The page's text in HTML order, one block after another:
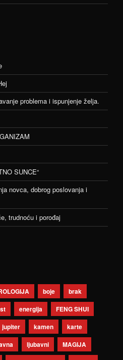
problema i ispunjenje želja.
SUNCE“
novca, dobrog poslovanja i
trudnoću i porođaj
boje
brak
energija
FENG SHUI
jupiter kamen
karte
ljubavni
MAGIJA